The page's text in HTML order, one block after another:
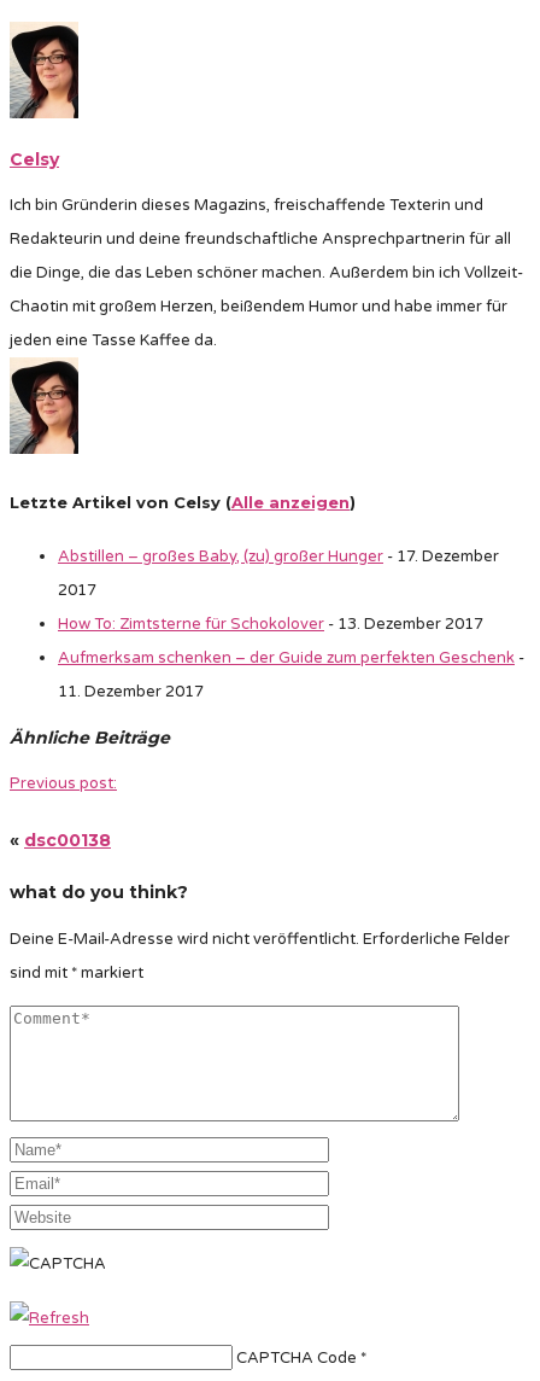
Celsy
Ich bin Gründerin dieses Magazins, freischaffende Texterin und
Redakteurin und deine freundschaftliche Ansprechpartnerin für all
die Dinge, die das Leben schöner machen. Außerdem bin ich Vollzeit-
Chaotin mit großem Herzen, beißendem Humor und habe immer für
jeden eine Tasse Kaffee da.
Letzte Artikel von Celsy (Alle anzeigen)
Abstillen – großes Baby, (zu) großer Hunger - 17. Dezember
2017
How To: Zimtsterne für Schokolover - 13. Dezember 2017
Aufmerksam schenken – der Guide zum perfekten Geschenk -
11. Dezember 2017
Ähnliche Beiträge
Previous post:
« dsc00138
what do you think?
Deine E-Mail-Adresse wird nicht veröffentlicht. Erforderliche Felder
sind mit *markiert
CAPTCHA Code *